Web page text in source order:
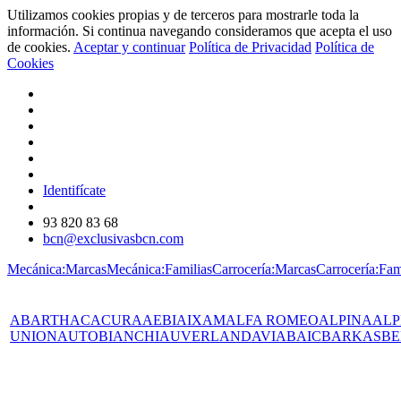
Utilizamos cookies propias y de terceros para mostrarle toda la
información. Si continua navegando consideramos que acepta el uso
de cookies. Aceptar y continuar Política de Privacidad Política de
Cookies
Identifícate
93 820 83 68
bcn@exclusivasbcn.com
Mecánica:MarcasMecánica:FamiliasCarrocería:Marcas
ABARTHACACURAAEBIAIXAMALFA ROMEOALPINA
UNIONAUTOBIANCHIAUVERLANDAVIABAICBARKAS